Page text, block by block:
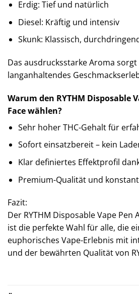
Erdig: Tief und natürlich
Diesel: Kräftig und intensiv
Skunk: Klassisch,
Das ausdrucksstarke Aroma
langanhaltendes
Warum den RYTHM Disposable
Face wählen?
Sehr hoher THC-Gehalt für
Sofort einsatzbereit – kein
Klar definiertes Effektprofil
Premium-Qualität und
Fazit:
Der RYTHM Disposable Vape Pen
ist die perfekte Wahl für alle, die
euphorisches Vape-Erlebnis mit
und der bewährten Qualität von